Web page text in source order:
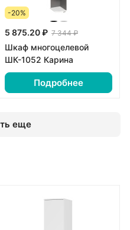
-20%
5 875.20 ₽ 7 344 ₽
Шкаф многоцелевой
ШК-1052 Карина
Подробнее
еще